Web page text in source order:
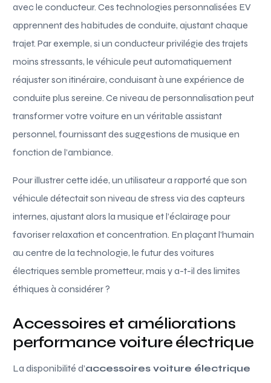
avec le conducteur. Ces technologies personnalisées EV
apprennent des habitudes de conduite, ajustant chaque
trajet. Par exemple, si un conducteur privilégie des trajets
moins stressants, le véhicule peut automatiquement
réajuster son itinéraire, conduisant à une expérience de
conduite plus sereine. Ce niveau de personnalisation peut
transformer votre voiture en un véritable assistant
personnel, fournissant des suggestions de musique en
fonction de l’ambiance.
Pour illustrer cette idée, un utilisateur a rapporté que son
véhicule détectait son niveau de stress via des capteurs
internes, ajustant alors la musique et l’éclairage pour
favoriser relaxation et concentration. En plaçant l’humain
au centre de la technologie, le futur des voitures
électriques semble prometteur, mais y a-t-il des limites
éthiques à considérer ?
Accessoires et améliorations
performance voiture électrique
La disponibilité d’accessoires voiture électrique